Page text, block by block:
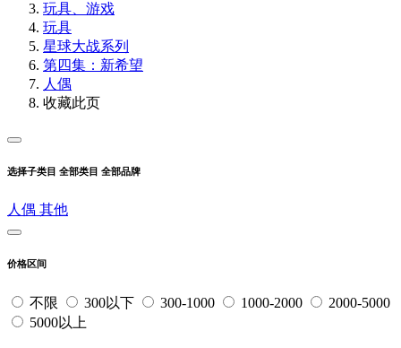
玩具、游戏
玩具
星球大战系列
第四集：新希望
人偶
收藏此页
选择子类目 全部类目 全部品牌
人偶 其他
价格区间
不限 300以下 300-1000 1000-2000
2000-5000
5000以上